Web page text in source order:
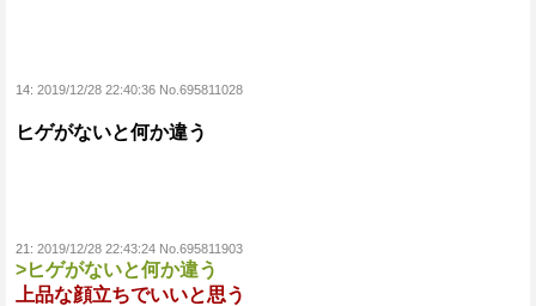
14: 2019/12/28 22:40:36 No.695811028
ヒゲがないと何か違う
21: 2019/12/28 22:43:24 No.695811903
>ヒゲがないと何か違う
上品な顔立ちでいいと思う